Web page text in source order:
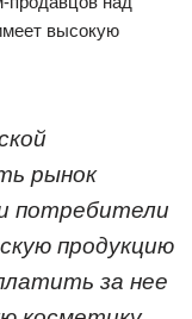
высокую
рынок
потребители
продукцию
за нее